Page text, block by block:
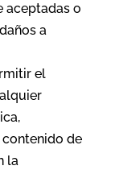
aceptadas o
a
el
de
la